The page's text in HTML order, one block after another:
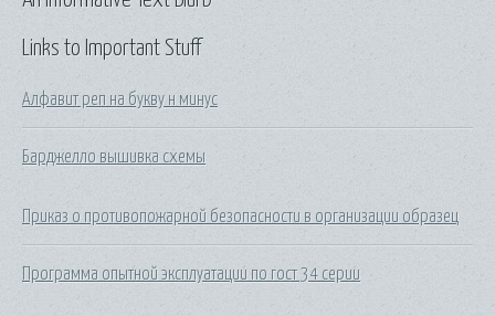
Links to Important Stuff
Алфавит реп на букву н минус
Барджелло вышивка схемы
Приказ о противопожарной безопасности в организации образец
Программа опытной эксплуатации по гост 34 серии